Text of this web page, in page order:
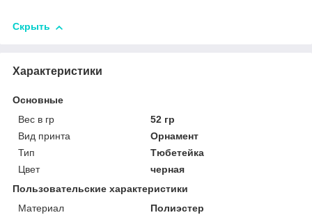
Скрыть
Характеристики
Основные
Вес в гр
52 гр
Вид принта
Орнамент
Тип
Тюбетейка
Цвет
черная
Пользовательские характеристики
Материал
Полиэстер